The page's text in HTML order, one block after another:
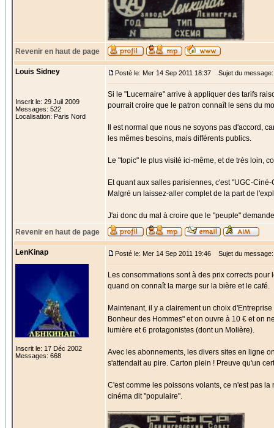
Revenir en haut de page
Louis Sidney
Inscrit le: 29 Juil 2009
Messages: 522
Localisation: Paris Nord
Posté le: Mer 14 Sep 2011 18:37 Sujet du message:
Si le "Lucernaire" arrive à appliquer des tarifs
pourrait croire que le patron connaît le sens du
Il est normal que nous ne soyons pas d'accord,
les mêmes besoins, mais différents publics.
Le "topic" le plus visité ici-même, et de très loin,
Et quant aux salles parisiennes, c'est "UGC-
Malgré un laissez-aller complet de la part de
J'ai donc du mal à croire que le "peuple"
Revenir en haut de page
LenKinap
Inscrit le: 17 Déc 2002
Messages: 668
Posté le: Mer 14 Sep 2011 19:46 Sujet du message:
Les consommations sont à des prix corrects
quand on connaît la marge sur la bière et le café.
Maintenant, il y a clairement un choix
Bonheur des Hommes" et on ouvre à 10 € et on
lumière et 6 protagonistes (dont un Molière).
Avec les abonnements, les divers sites en ligne
s'attendait au pire. Carton plein ! Preuve qu'un
C'est comme les poissons volants, ce n'est pas
cinéma dit "populaire".